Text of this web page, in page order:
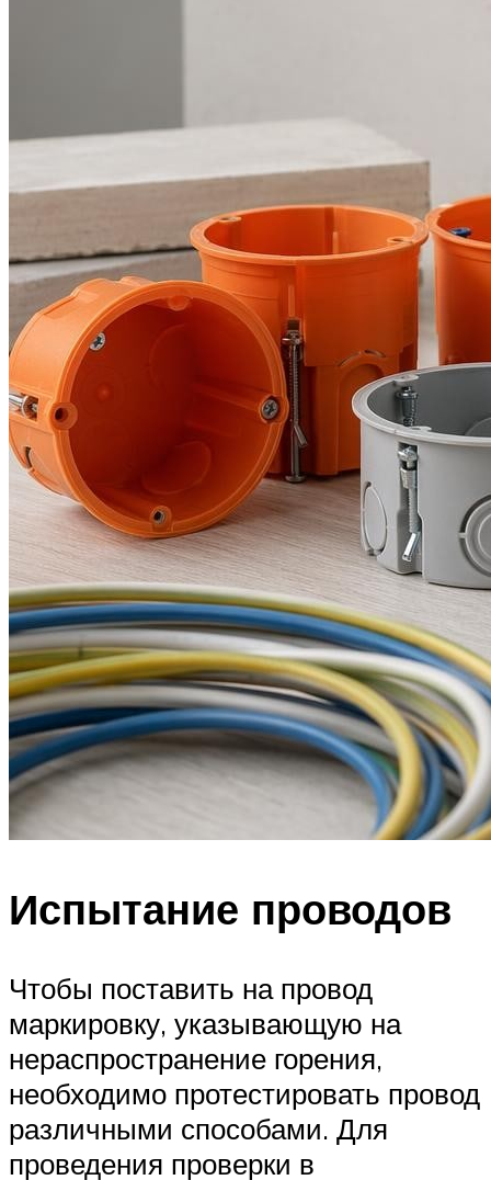
Испытание проводов
Чтобы поставить на провод
маркировку, указывающую на
нераспространение горения,
необходимо протестировать провод
различными способами. Для
проведения проверки в